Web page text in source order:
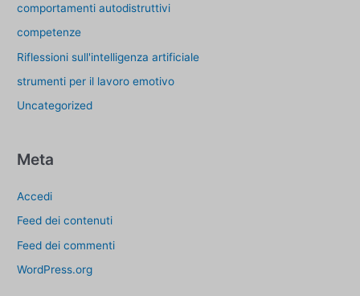
comportamenti autodistruttivi
competenze
Riflessioni sull'intelligenza artificiale
strumenti per il lavoro emotivo
Uncategorized
Meta
Accedi
Feed dei contenuti
Feed dei commenti
WordPress.org